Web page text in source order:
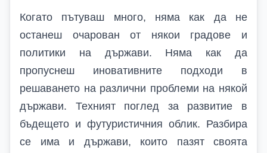
Когато пътуваш много, няма как да не
останеш очарован от някои градове и
политики на държави. Няма как да
пропуснеш иновативните подходи в
решаването на различни проблеми на някой
държави. Техният поглед за развитие в
бъдещето и футуристичния облик. Разбира
се има и държави, които пазят своята